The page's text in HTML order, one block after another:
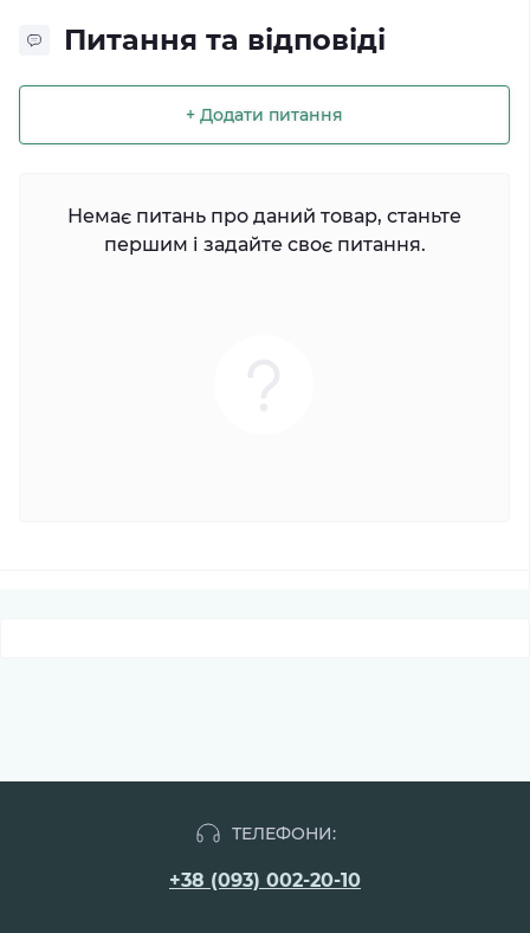
Питання та відповіді
+ Додати питання
Немає питань про даний товар, станьте
першим і задайте своє питання.
ТЕЛЕФОНИ:
+38 (093) 002-20-10